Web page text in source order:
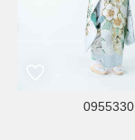
0955330